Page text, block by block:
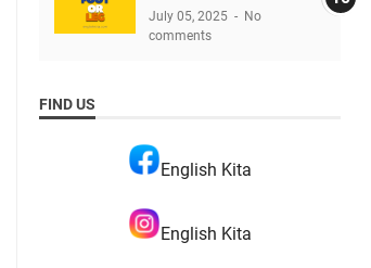
July 05, 2025
No
comments
FIND US
English Kita
English Kita